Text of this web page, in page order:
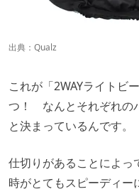
出典： Qualz
これが「2WAYライトビ
つ！ なんとそれぞれの
と決まっているんです。
仕切りがあることによっ
時がとてもスピーディー